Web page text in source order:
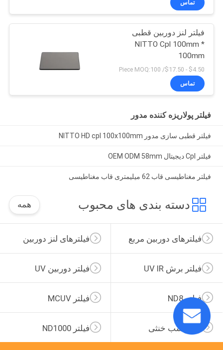
تماس
فیلتر لنز دوربین قطبی
NITTO Cpl 100mm *
100mm
$4.50 - $17.50/ Piece MOQ:100
تماس
فیلتر پولاریزه کننده مدور
فیلتر قطبی سازی مدور NITTO HD cpl 100x100mm
فیلتر Cpl دیجیتال OEM ODM 58mm
فیلتر مغناطیسی قاب 62 میلیمتری قاب مغناطیسی
دسته بندی های محبوب همه
فیلترهای لنز دوربین فیلترهای دوربین مربع
فیلتر دوربین UV فیلتر برش UV IR
فیلتر MCUV فیلتر ND8
فیلتر ND1000 فیلتر شب خنثی